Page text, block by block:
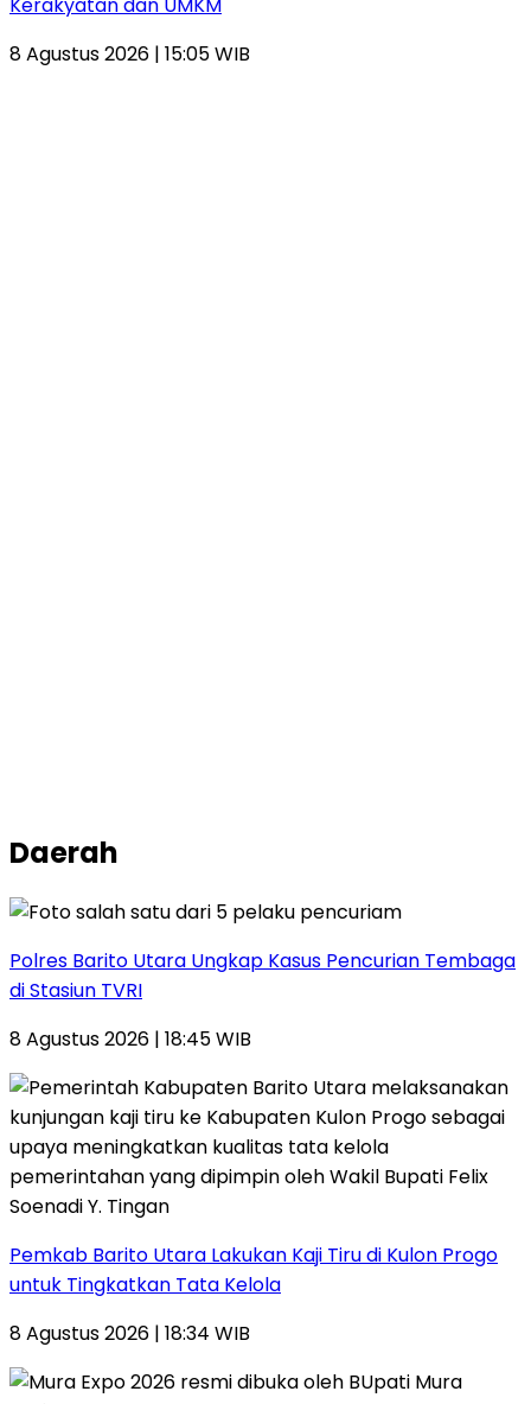
8 Agustus 2026 | 15:05 WIB
Daerah
Polres Barito Utara Ungkap Kasus Pencurian Tembaga
di Stasiun TVRI
8 Agustus 2026 | 18:45 WIB
Pemkab Barito Utara Lakukan Kaji Tiru di Kulon Progo
untuk Tingkatkan Tata Kelola
8 Agustus 2026 | 18:34 WIB